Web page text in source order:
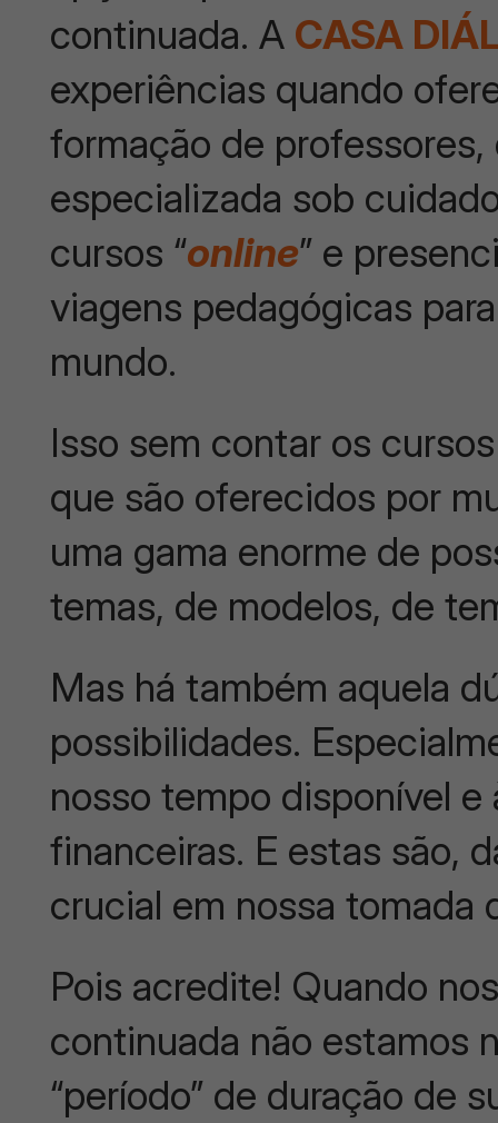
continuada. A CASA
experiências quando
formação de
especializada sob
cursos “online” e
viagens pedagógicas
mundo.
Isso sem contar os
que são oferecidos por
uma gama enorme de
temas, de modelos, de
Mas há também aquela
possibilidades.
nosso tempo disponível
financeiras. E estas são,
crucial em nossa tomada
Pois acredite! Quando
continuada não estamos
“período” de duração de